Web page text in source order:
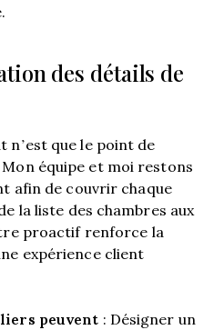
des détails de
que le point de
équipe et moi restons
afin de couvrir chaque
la liste des chambres aux
proactif renforce la
expérience client
peuvent : Désigner un